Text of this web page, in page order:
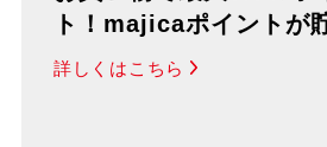
ト！majicaポイントが
詳しくはこちら